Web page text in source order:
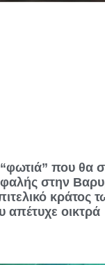
που θα
στην
κράτος
απέτυχε οικτρά